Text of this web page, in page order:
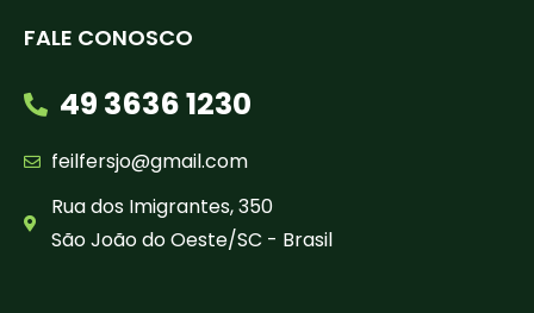
FALE CONOSCO
49 3636 1230
feilfersjo@gmail.com
Rua dos Imigrantes, 350
São João do Oeste/SC - Brasil